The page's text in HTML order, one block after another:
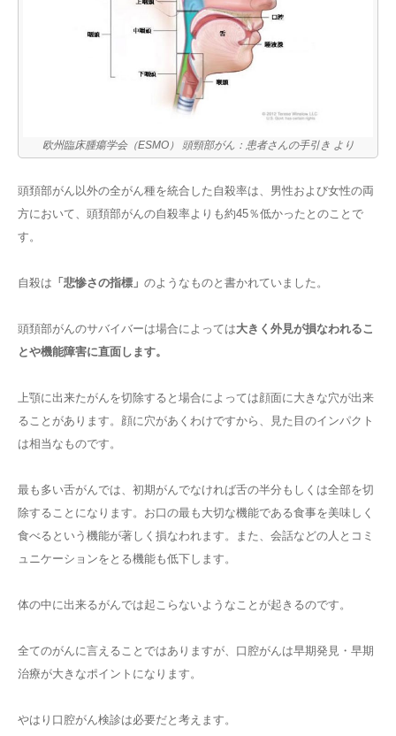
欧州臨床腫瘍学会（ESMO） 頭頸部がん：患者さんの手引き より
頭頚部がん以外の全がん種を統合した自殺率は、男性および女性の両
方において、頭頚部がんの自殺率よりも約45％低かったとのことで
す。
自殺は 「悲惨さの指標」 のようなものと書かれていました。
頭頚部がんのサバイバーは場合によっては大きく外見が損なわれるこ
とや機能障害に直面します。
上顎に出来たがんを切除すると場合によっては顔面に大きな穴が出来
ることがあります。顔に穴があくわけですから、見た目のインパクト
は相当なものです。
最も多い舌がんでは、初期がんでなければ舌の半分もしくは全部を切
除することになります。お口の最も大切な機能である食事を美味しく
食べるという機能が著しく損なわれます。また、会話などの人とコミ
ュニケーションをとる機能も低下します。
体の中に出来るがんでは起こらないようなことが起きるのです。
全てのがんに言えることではありますが、口腔がんは早期発見・早期
治療が大きなポイントになります。
やはり口腔がん検診は必要だと考えます。